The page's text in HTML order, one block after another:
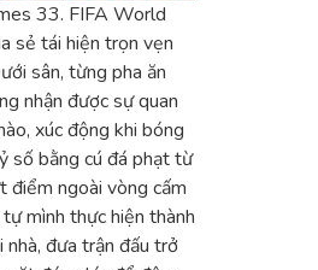
33. FIFA World
sẻ tái hiện trọn vẹn
sân, từng pha ăn
nhận được sự quan
xúc động khi bóng
số bằng cú đá phạt từ
điểm ngoài vòng cấm
mình thực hiện thành
đưa trận đấu trở